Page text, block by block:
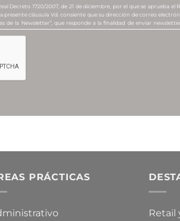
Decreto 1720/2007, de 21 de diciembre, por el que se aprueba
presente cláusula Vd. consiente que su dirección de correo
de la Newsletter”, que responde a la finalidad de enviar
comerciales o publicitarias, u ofertas promocionales,
relativas a esta Compañía, o a productos o servicios
electrónico o por cualquier otro medio de comunicación
anteriores, así como ejercitar sus derechos de acceso,
PRÁCTICAS
Retail